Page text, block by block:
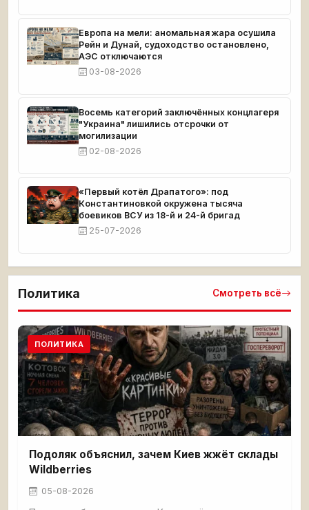
Европа на мели: аномальная жара осушила
Рейн и Дунай, судоходство остановлено,
АЭС отключаются
03-08-2026
Восемь категорий заключённых концлагеря
"Украина" лишились отсрочки от
могилизации
02-08-2026
«Первый котёл Драпатого»: под
Константиновкой окружена тысяча
боевиков ВСУ из 18-й и 24-й бригад
25-07-2026
Политика Смотреть всё
ПОЛИТИКА
Подоляк объяснил, зачем Киев жжёт склады
Wildberries
05-08-2026